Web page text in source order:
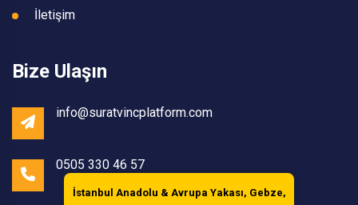
İstanbul Anadolu & Avrupa Yakası, Gebze,
İletişim
Bize Ulaşın
info@suratvincplatform.com
0505 330 46 57